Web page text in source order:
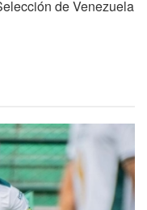
de Venezuela